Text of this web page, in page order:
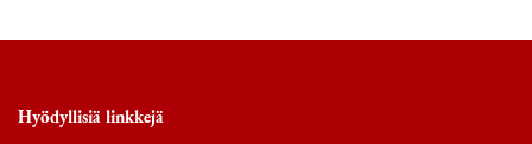
Hyödyllisiä linkkejä